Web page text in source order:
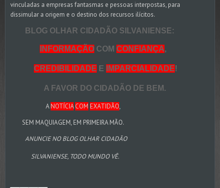
vinculadas a empresas fantasmas e pessoas interpostas, para
dissimular a origem e o destino dos recursos ilícitos.
BLOG OLHAR CIDADÃO SILVANIENSE:
INFORMAÇÃO COM CONFIANÇA,
CREDIBILIDADE E IMPARCIALIDADE!
A FAVOR DO CIDADÃO DE BEM.
ANOTÍCIA COM EXATIDÃO,
SEM MAQUIAGEM, EM PRIMEIRA MÃO.
ANUNCIE NO BLOG OLHAR CIDADÃO
SILVANIENSE, TODO MUNDO VÊ.